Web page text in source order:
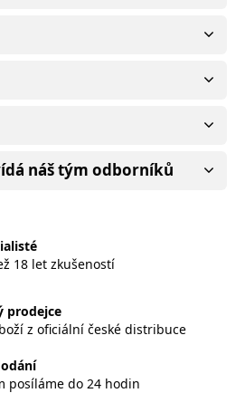
náš tým odborníků
18 let zkušeností
prodejce
z oficiální české distribuce
posíláme do 24 hodin